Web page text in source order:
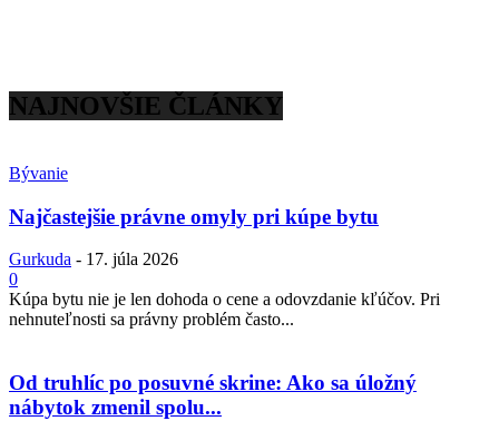
NAJNOVŠIE ČLÁNKY
Bývanie
Najčastejšie právne omyly pri kúpe bytu
Gurkuda - 17. júla 2026
0
Kúpa bytu nie je len dohoda o cene a odovzdanie kľúčov. Pri
nehnuteľnosti sa právny problém často...
Od truhlíc po posuvné skrine: Ako sa úložný
nábytok zmenil spolu...